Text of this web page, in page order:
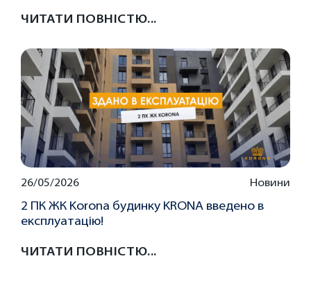
ЧИТАТИ ПОВНІСТЮ...
26/05/2026 Новини
2 ПК ЖК Korona будинку KRONA введено в
експлуатацію!
ЧИТАТИ ПОВНІСТЮ...